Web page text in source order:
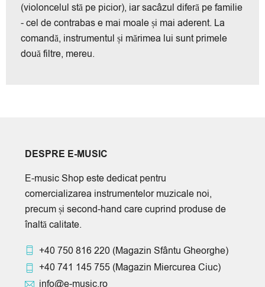
(violoncelul stă pe picior), iar sacâzul diferă pe familie
- cel de contrabas e mai moale și mai aderent. La
comandă, instrumentul și mărimea lui sunt primele
două filtre, mereu.
DESPRE E-MUSIC
E-music Shop este dedicat pentru
comercializarea instrumentelor muzicale noi,
precum și second-hand care cuprind produse de
înaltă calitate.
+40 750 816 220 (Magazin Sfântu Gheorghe)
+40 741 145 755 (Magazin Miercurea Ciuc)
info@e-music.ro